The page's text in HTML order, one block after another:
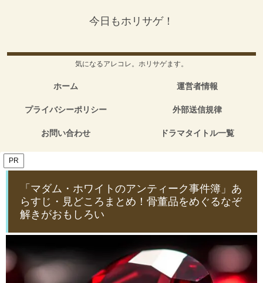
今日もホリサゲ！
気になるアレコレ。ホリサゲます。
ホーム 運営者情報
プライバシーポリシー 外部送信規律
お問い合わせ ドラマタイトル一覧
PR
「マダム・ホワイトのアンティーク事件簿」あ
らすじ・見どころまとめ！骨董品をめぐるなぞ
解きがおもしろい